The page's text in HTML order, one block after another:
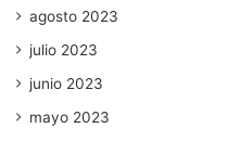
agosto 2023
julio 2023
junio 2023
mayo 2023